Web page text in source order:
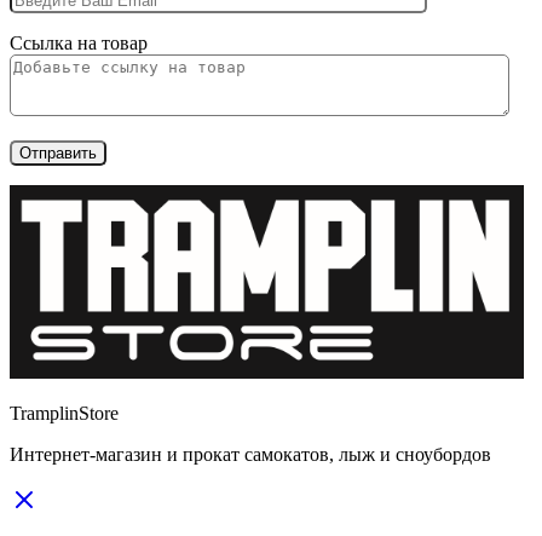
Ссылка на товар
TramplinStore
Интернет-магазин и прокат самокатов, лыж и сноубордов